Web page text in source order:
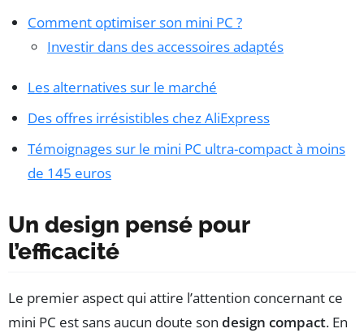
Comment optimiser son mini PC ?
Investir dans des accessoires adaptés
Les alternatives sur le marché
Des offres irrésistibles chez AliExpress
Témoignages sur le mini PC ultra-compact à moins
de 145 euros
Un design pensé pour
l’efficacité
Le premier aspect qui attire l’attention concernant ce
mini PC est sans aucun doute son design compact. En